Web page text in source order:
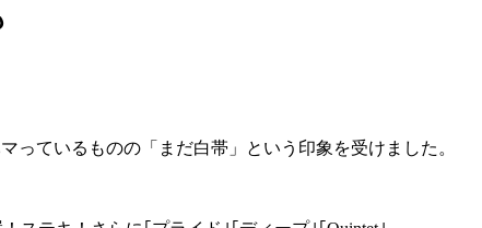
ているものの「まだ白帯」という印象を受けました。